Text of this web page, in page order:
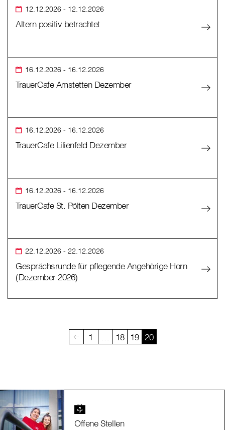
12.12.2026 - 12.12.2026
Altern positiv betrachtet
16.12.2026 - 16.12.2026
TrauerCafe Amstetten Dezember
16.12.2026 - 16.12.2026
TrauerCafe Lilienfeld Dezember
16.12.2026 - 16.12.2026
TrauerCafe St. Pölten Dezember
22.12.2026 - 22.12.2026
Gesprächsrunde für pflegende Angehörige Horn
(Dezember 2026)
1 … 18 19 20
Offene Stellen